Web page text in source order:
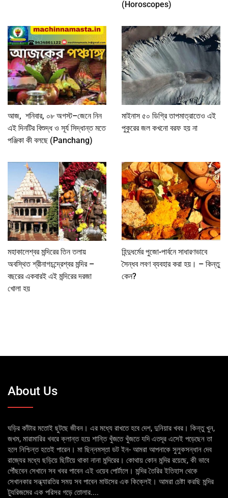
(Horoscopes)
আজ, শনিবার, ০৮ অগস্ট–জেনে নিন
এই দিনটির বিশুদ্ধ ও সূর্য সিদ্ধান্ত মতে
পঞ্জিকা কী বলছে (Panchang)
মাইনাস ৫০ ডিগ্রি তাপমাত্রাতেও এই
পুকুরের জল কখনো বরফ হয় না
মহাকালেশ্বর মন্দিরের তিন তলায়
অবস্থিত শ্রীনাগচন্দ্রেশ্বর মন্দির –
বছরের একবারই এই মন্দিরের দরজা
খোলা হয়
হিন্দুধর্মের পুজো-পার্বনে সাধারণভাবে
সৈন্ধব লবণ ব্যবহার করা হয়। – কিন্তু
কেন?
About Us
ঘড়ির কাঁটার মতোই ছুটছে জীবন। এর মধ্যে রাখতে হবে দেশ, দুনিয়ার খবর। কিন্তু খুন,
জখম, মারামারির খবরে ক্লান্ত হয়ে শান্তি খুঁজতে খুঁজতে যদি এতদূর এসেই পড়েছেন তা
হলে নিশ্চিন্ত হতেই পারেন। মা ছিন্নমস্তা ডট ইন- আমরা আপনাকে সুলুকসন্ধান দেব
রাজ্যের মধ্যে ছড়িয়ে ছিটিয়ে থাকা নানা মন্দিরের। কোথায় কোন মন্দির রয়েছে, কী ভাবে
পৌঁছবেন সেখানে সব খবর পাবেন এই ওয়েব পোর্টালে। মন্দির তৈরির ইতিহাস থেকে
সেখানকার সন্ধ্যারতির সময় সব পাবেন মাউসের এক কিক্লেই। আমরা চেষ্টা করছি মন্দির
ট্যুরিজমের এক পরিসর গড়ে তোলার....